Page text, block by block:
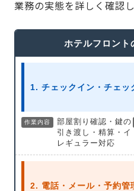
業務の実態を詳しく確認し
ホテルフロント
1. チェックイン・チェッ
作業内容
部屋割り確認・鍵の
引き渡し・精算・イ
レギュラー対応
2. 電話・メール・予約管